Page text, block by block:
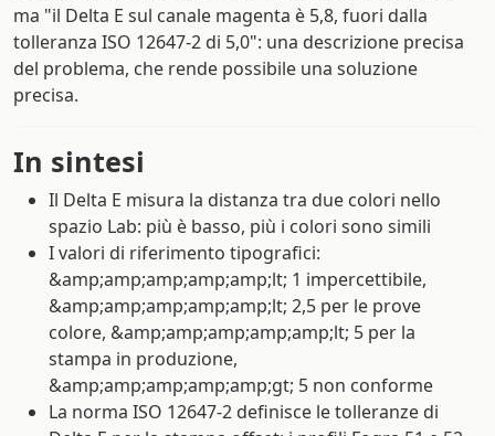
ma "il Delta E sul canale magenta è 5,8, fuori dalla
tolleranza ISO 12647-2 di 5,0": una descrizione precisa
del problema, che rende possibile una soluzione
precisa.
In sintesi
Il Delta E misura la distanza tra due colori nello
spazio Lab: più è basso, più i colori sono simili
I valori di riferimento tipografici:
&amp;amp;amp;amp;amp;lt; 1 impercettibile,
&amp;amp;amp;amp;amp;lt; 2,5 per le prove
colore, &amp;amp;amp;amp;amp;lt; 5 per la
stampa in produzione,
&amp;amp;amp;amp;amp;gt; 5 non conforme
La norma ISO 12647-2 definisce le tolleranze di